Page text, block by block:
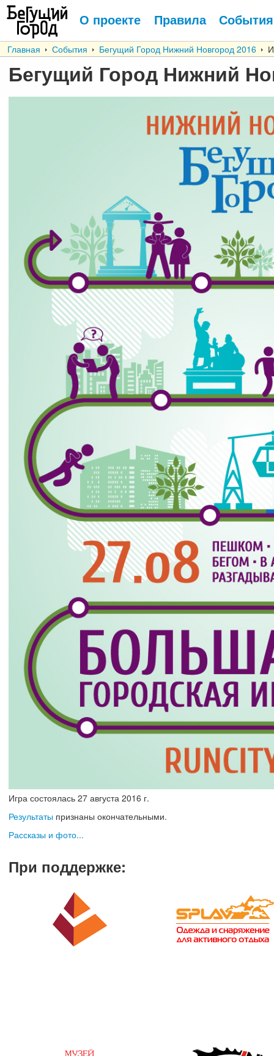
О проекте Правила События
Главная События Бегущий Город Нижний Новгород 2016
Бегущий Город Нижний
Игра состоялась 27 августа 2016 г.
Результаты признаны окончательными.
Рассказы и фото...
При поддержке: